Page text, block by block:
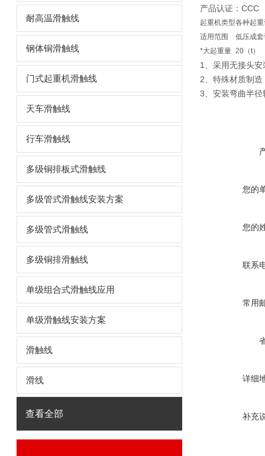
耐高温滑触线
钢体铜滑触线
门式起重机滑触线
天车滑触线
行车滑触线
多级铜排板式滑触线
多级管式滑触线安装方案
多级管式滑触线
多级铜排滑触线
单级组合式滑触线应用
单级滑触线安装方案
滑触线
滑线
查看全部
产品认证：CCC
起重机类型各种起
适用范围
低压成
*大起重量 20（t）
1、采用无接头
2、特殊材质制
3、安装弯曲半
您的
您的
联系
常用
详细
补充